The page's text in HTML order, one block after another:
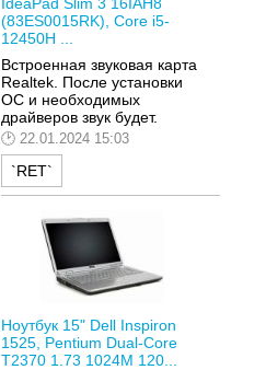
IdeaPad Slim 3 16IAH8
(83ES0015RK), Core i5-
12450H ...
Встроенная звуковая карта
Realtek. После установки
ОС и необходимых
драйверов звук будет.
22.01.2024 15:03
`RET`
Ноутбук 15" Dell Inspiron
1525, Pentium Dual-Core
T2370 1.73 1024M 120...